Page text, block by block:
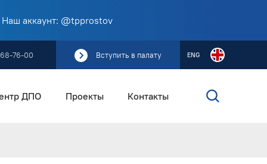
аккаунт: @tpprostov
76-00 Вступить в палату ENG
ДПО Проекты Контакты